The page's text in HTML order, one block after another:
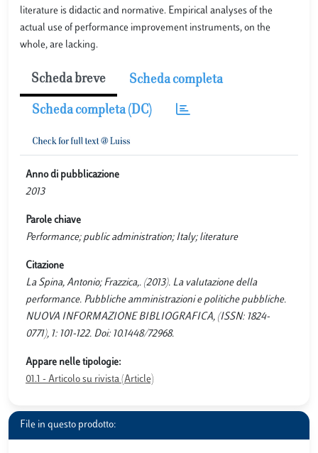
literature is didactic and normative. Empirical analyses of the
actual use of performance improvement instruments, on the
whole, are lacking.
Scheda breve Scheda completa
Scheda completa (DC)
Anno di pubblicazione
2013
Parole chiave
Performance; public administration; Italy; literature
Citazione
La Spina, Antonio; Frazzica,. (2013). La valutazione della
performance. Pubbliche amministrazioni e politiche pubbliche.
NUOVA INFORMAZIONE BIBLIOGRAFICA, (ISSN: 1824-
0771), 1: 101-122. Doi: 10.1448/72968.
Appare nelle tipologie:
01.1 - Articolo su rivista (Article)
File in questo prodotto: